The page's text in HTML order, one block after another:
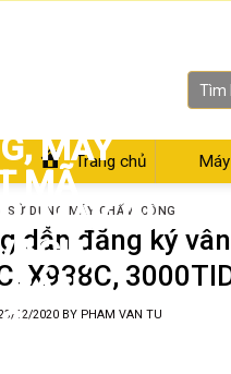
Tìm
kiếm:
Trang chủ
SỬ DỤNG MÁY CHẤM CÔNG
dẫn đăng ký
X938C,
23/12/2020 BY PHAM VAN TU